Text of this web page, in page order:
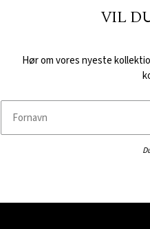
VIL
Hør om vores nyeste